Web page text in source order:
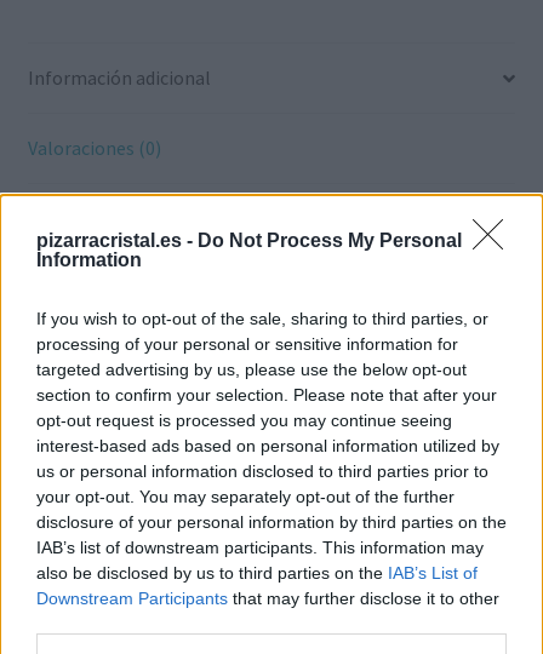
pizarracristal.es - Do Not Process My Personal
Information
If you wish to opt-out of the sale, sharing to third parties, or
processing of your personal or sensitive information for
targeted advertising by us, please use the below opt-out
section to confirm your selection. Please note that after your
opt-out request is processed you may continue seeing
interest-based ads based on personal information utilized by
us or personal information disclosed to third parties prior to
your opt-out. You may separately opt-out of the further
disclosure of your personal information by third parties on the
IAB’s list of downstream participants. This information may
also be disclosed by us to third parties on the IAB’s List of
Downstream Participants that may further disclose it to other
Información adicional
Valoraciones (0)
Información adicional
Peso N/D
Color Amarillo, Azul, Gris
Gama Leitz Cosy
Marca Leitz